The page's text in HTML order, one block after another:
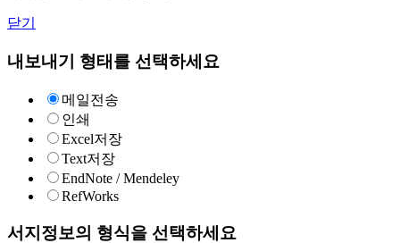
닫기
내보내기 형태를 선택하세요
메일전송
인쇄
Excel저장
Text저장
EndNote / Mendeley
RefWorks
서지정보의 형식을 선택하세요